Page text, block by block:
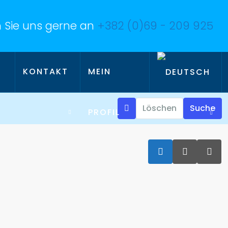
Sie uns gerne an +382 (0)69 - 209 925
KONTAKT MEIN
PROFIL Löschen Suche